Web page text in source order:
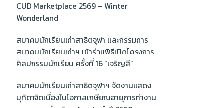
CUD Marketplace 2569 – Winter
Wonderland
สมาคมนักเรียนเก่าสาธิตจุฬา และกรรมการ
สมาคมนักเรียนเก่าฯ เข้าร่วมพิธีเปิดโครงการ
ศิลปกรรมนักเรียน ครั้งที่ 16 “เจริญสี”
สมาคมนักเรียนเก่าสาธิตจุฬาฯ จัดงานแสดง
มุทิตาจิตเนื่องในโอกาสเกษียณอายุการทำงาน